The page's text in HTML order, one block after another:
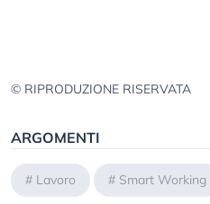
© RIPRODUZIONE RISERVATA
ARGOMENTI
# Lavoro # Smart Working